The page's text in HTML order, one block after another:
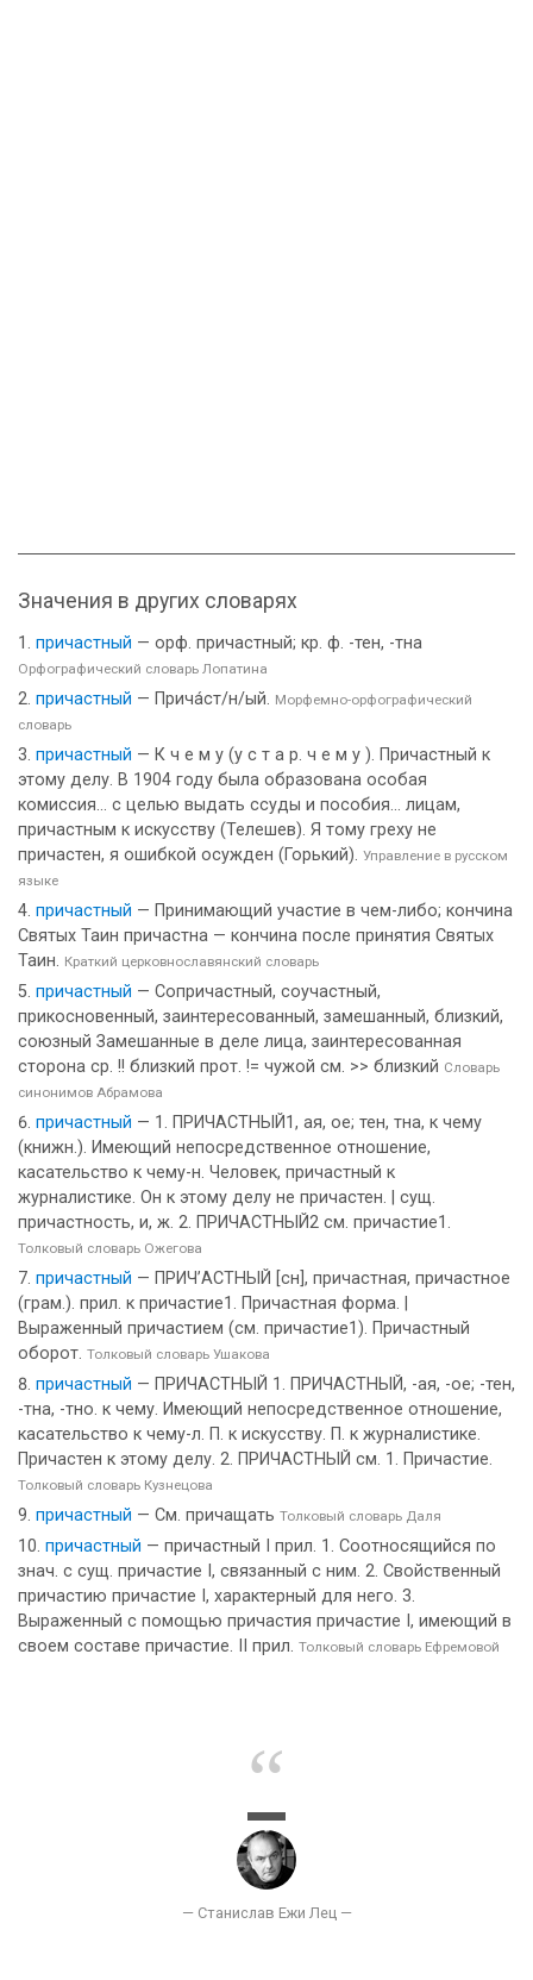
Значения в других словарях
причастный — орф. причастный; кр. ф. -тен, -тна
Орфографический словарь Лопатина
причастный — Прича́ст/н/ый. Морфемно-орфографический
словарь
причастный — К ч е м у (у с т а р. ч е м у ). Причастный к
этому делу. В 1904 году была образована особая
комиссия... с целью выдать ссуды и пособия... лицам,
причастным к искусству (Телешев). Я тому греху не
причастен, я ошибкой осужден (Горький). Управление в русском
языке
причастный — Принимающий участие в чем-либо; кончина
Святых Таин причастна — кончина после принятия Святых
Таин. Краткий церковнославянский словарь
причастный — Сопричастный, соучастный,
прикосновенный, заинтересованный, замешанный, близкий,
союзный Замешанные в деле лица, заинтересованная
сторона ср. !! близкий прот. != чужой см. >> близкий Словарь
синонимов Абрамова
причастный — 1. ПРИЧАСТНЫЙ1, ая, ое; тен, тна, к чему
(книжн.). Имеющий непосредственное отношение,
касательство к чему-н. Человек, причастный к
журналистике. Он к этому делу не причастен. | сущ.
причастность, и, ж. 2. ПРИЧАСТНЫЙ2 см. причастие1.
Толковый словарь Ожегова
причастный — ПРИЧ’АСТНЫЙ [сн], причастная, причастное
(грам.). прил. к причастие1. Причастная форма. |
Выраженный причастием (см. причастие1). Причастный
оборот. Толковый словарь Ушакова
причастный — ПРИЧАСТНЫЙ 1. ПРИЧАСТНЫЙ, -ая, -ое; -тен,
-тна, -тно. к чему. Имеющий непосредственное отношение,
касательство к чему-л. П. к искусству. П. к журналистике.
Причастен к этому делу. 2. ПРИЧАСТНЫЙ см. 1. Причастие.
Толковый словарь Кузнецова
причастный — См. причащать Толковый словарь Даля
причастный — причастный I прил. 1. Соотносящийся по
знач. с сущ. причастие I, связанный с ним. 2. Свойственный
причастию причастие I, характерный для него. 3.
Выраженный с помощью причастия причастие I, имеющий в
своем составе причастие. II прил. Толковый словарь Ефремовой